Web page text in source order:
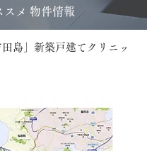
スメ 物件情報
田島」新築戸建てクリニッ